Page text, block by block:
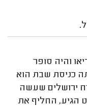
והיה סופר
כניסת שבת הוא
ירושלים שעשה
הגיע, החליף את